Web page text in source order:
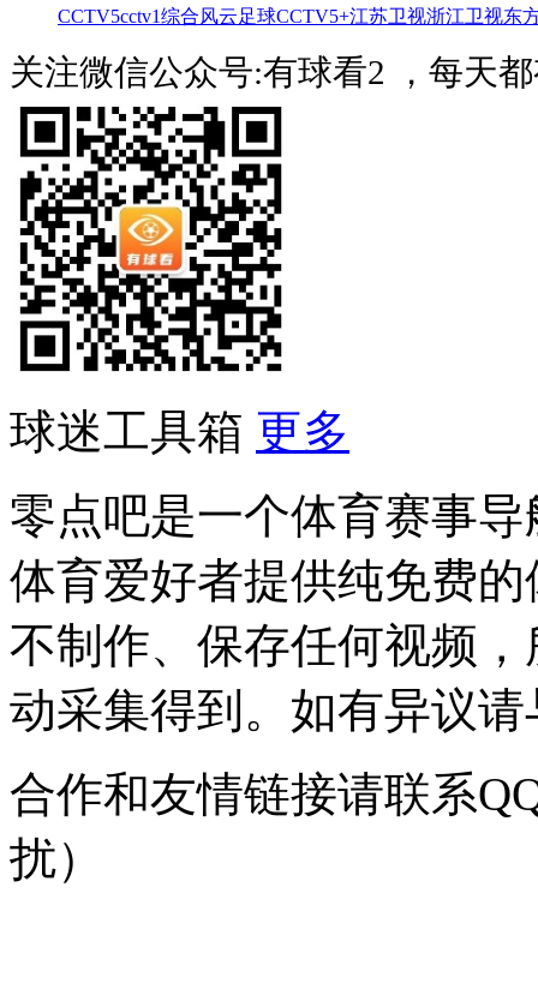
CCTV5cctv1综合风云足球CCTV5+江苏卫视浙江卫视东
关注微信公众号:有球看2 ，每天
球迷工具箱 更多
零点吧是一个体育赛事
体育爱好者提供纯免费
不制作、保存任何视频
动采集得到。如有异议
合作和友情链接请联系
扰）